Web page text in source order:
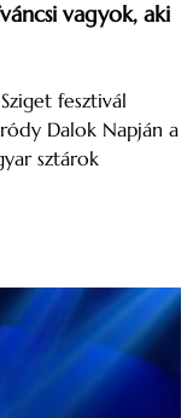
vagyok, aki
fesztivál
Dalok Napján a
sztárok